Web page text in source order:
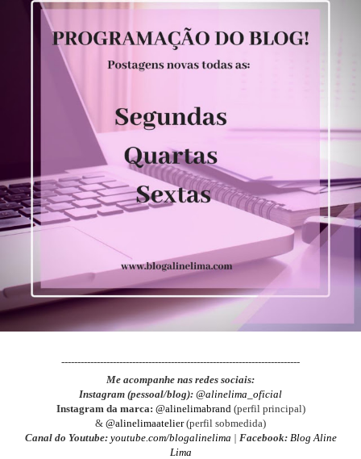
--------------------------------------------------------------------------
Me acompanhe nas redes sociais:
Instagram (pessoal/blog): @alinelima_oficial
Instagram da marca: @alinelimabrand(perfil principal)
& @alinelimaatelier(perfil sobmedida)
Canal do Youtube: youtube.com/blogalinelima | Facebook: Blog Aline
Lima